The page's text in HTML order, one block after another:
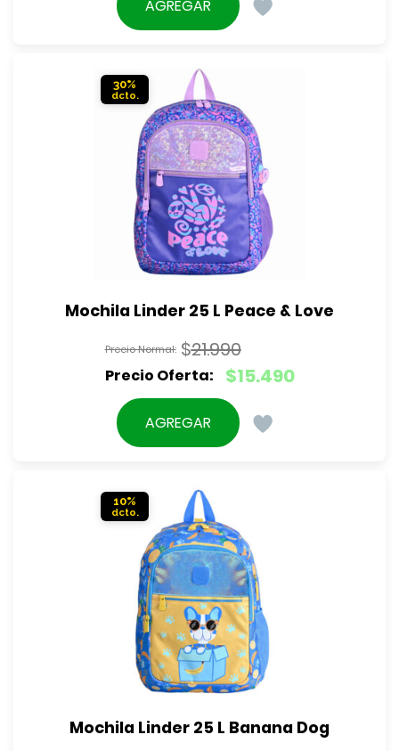
actual
$25.190.
AGREGAR
30%
Mochila Linder 25 L Peace & Love
$21.990
El
precio
original
$15.490
El
precio
actual
$15.490.
AGREGAR
10%
Mochila Linder 25 L Banana Dog